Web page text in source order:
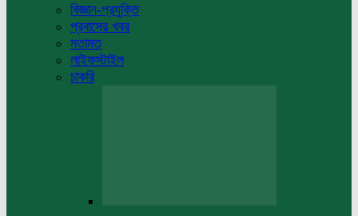
বিজ্ঞান-প্রযুক্তি
প্রবাসের খবর
মতামত
লাইফস্টাইল
চাকরি